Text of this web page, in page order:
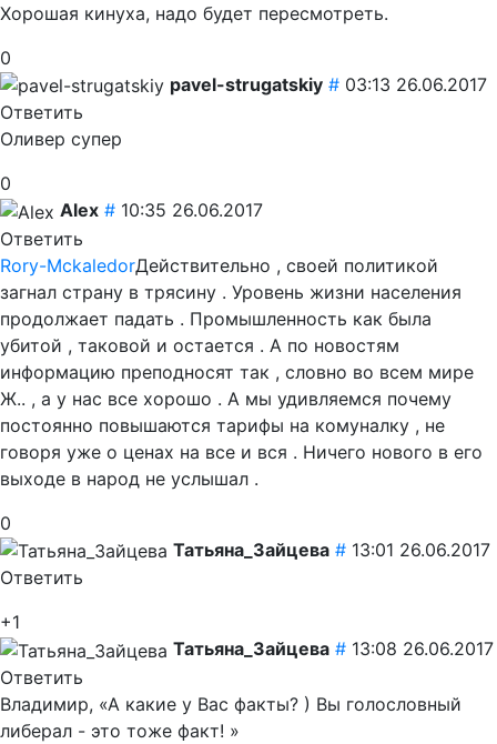
Хорошая кинуха, надо будет пересмотреть.
0
pavel-strugatskiy # 03:13 26.06.2017
Ответить
Оливер супер
0
Alex # 10:35 26.06.2017
Ответить
Rory-MckaledorДействительно , своей политикой
загнал страну в трясину . Уровень жизни населения
продолжает падать . Промышленность как была
убитой , таковой и остается . А по новостям
информацию преподносят так , словно во всем мире
Ж.. , а у нас все хорошо . А мы удивляемся почему
постоянно повышаются тарифы на комуналку , не
говоря уже о ценах на все и вся . Ничего нового в его
выходе в народ не услышал .
0
Татьяна_Зайцева # 13:01 26.06.2017
Ответить
+1
Татьяна_Зайцева # 13:08 26.06.2017
Ответить
Владимир, «А какие у Вас факты? ) Вы голословный
либерал - это тоже факт! »